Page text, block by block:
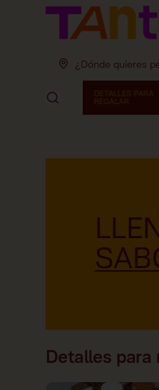
¿Dónde quieres
Detalles para